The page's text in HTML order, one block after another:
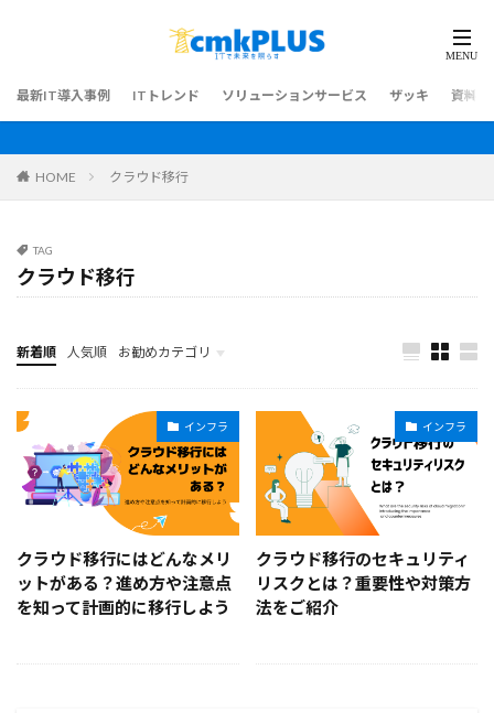
最新IT導入事例 ITトレンド ソリューションサービス ザッキ 資料ダ
HOME クラウド移行
TAG
クラウド移行
新着順 人気順 お勧めカテゴリ
最新IT導入事例
インフラ
クラウド移行にはどんなメリ
ットがある？進め方や注意点
を知って計画的に移行しよう
インフラ
クラウド移行のセキュリティ
リスクとは？重要性や対策方
法をご紹介